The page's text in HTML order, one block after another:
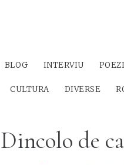
BLOG INTERVIU
CULTURA DIVERSE
Dincolo de